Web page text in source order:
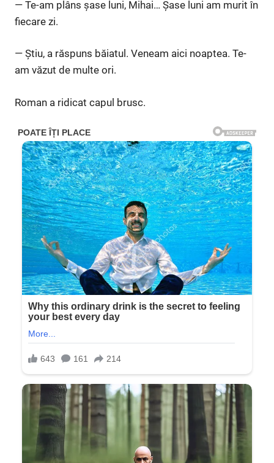
— Te-am plâns șase luni, Mihai… Șase luni am murit în
fiecare zi.
— Știu, a răspuns băiatul. Veneam aici noaptea. Te-
am văzut de multe ori.
Roman a ridicat capul brusc.